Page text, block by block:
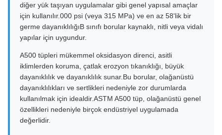
diğer yük taşıyan uygulamalar gibi genel yapısal amaçlar
için kullanılır.000 psi (veya 315 MPa) ve en az 58'lik bir
germe dayanıklılığıB sınıfı borular kaynaklı, nitli veya vidalı
yapılar için uygundur.
A500 tüpleri mükemmel oksidasyon direnci, asitli
iklimlerden koruma, çatlak erozyon tıkanıklığı, büyük
dayanıklılık ve dayanıklılık sunar.Bu borular, olağanüstü
dayanıklılıkları ve sertlikleri nedeniyle zor durumlarda
kullanılmak için idealdir.ASTM A500 tüp, olağanüstü genel
özellikleri nedeniyle birçok endüstriyel uygulamada
değerlidir.